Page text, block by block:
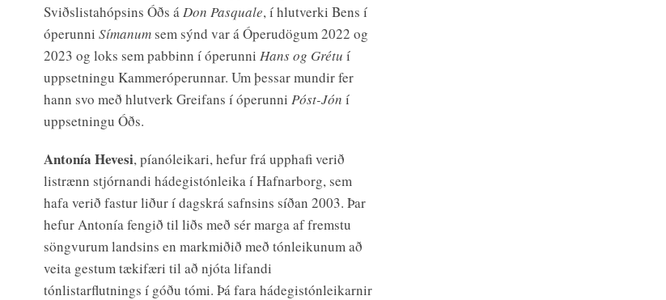
Sviðslistahópsins Óðs áDon Pasquale, í hlutverki Bens í
óperunniSímanum sem sýnd var á Óperudögum 2022 og
2023 og loks sem pabbinn í óperunniHans og Grétu í
uppsetningu Kammeróperunnar. Um þessar mundir fer
hann svo með hlutverk Greifans í óperunniPóst-Jón í
uppsetningu Óðs.
Antonía Hevesi, píanóleikari, hefur frá upphafi verið
listrænn stjórnandi hádegistónleika í Hafnarborg, sem
hafa verið fastur liður í dagskrá safnsins síðan 2003. Þar
hefur Antonía fengið til liðs með sér marga af fremstu
söngvurum landsins en markmiðið með tónleikunum að
veita gestum tækifæri til að njóta lifandi
tónlistarflutnings í góðu tómi. Þá fara hádegistónleikarnir